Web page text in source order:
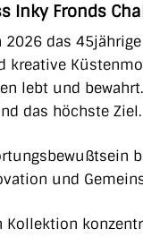
Inky Fronds
2026 das
kreative
lebt und
das höchste Ziel.
und
Kollektion